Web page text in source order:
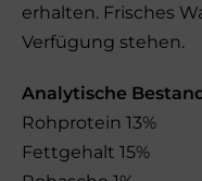
erhalten. Frisches
Verfügung stehen.
Analytische
Rohprotein 13%
Fettgehalt 15%